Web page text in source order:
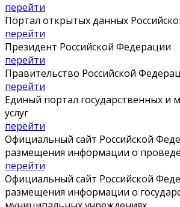
перейти
Портал открытых данных
перейти
Президент Российской Федерации
перейти
Правительство Российской
перейти
Единый портал государственных и
услуг
перейти
Официальный сайт Российской
размещения информации о
перейти
Официальный сайт Российской
размещения информации о